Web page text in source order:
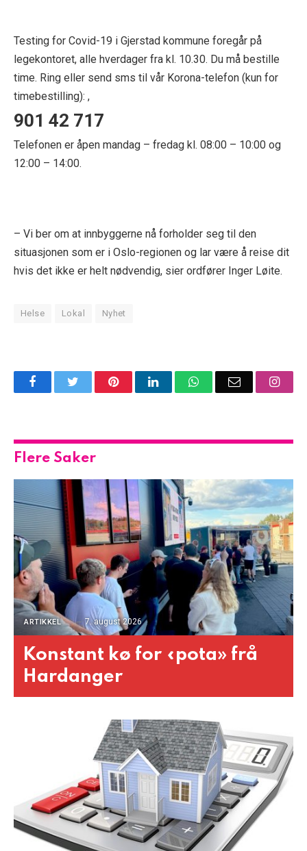
Testing for Covid-19 i Gjerstad kommune foregår på
legekontoret, alle hverdager fra kl. 10.30. Du må bestille
time. Ring eller send sms til vår Korona-telefon (kun for
timebestilling): ,
901 42 717
Telefonen er åpen mandag – fredag kl. 08:00 – 10:00 og
12:00 – 14:00.
– Vi ber om at innbyggerne nå forholder seg til den
situasjonen som er i Oslo-regionen og lar være å reise dit
hvis det ikke er helt nødvendig, sier ordfører Inger Løite.
Helse Lokal Nyhet
FacebookTwitter PinterestLinkedInWhatsAppEmail
Flere Saker
ARTIKKEL 7. august 2026
Konstant kø for «pota» frå
Hardanger